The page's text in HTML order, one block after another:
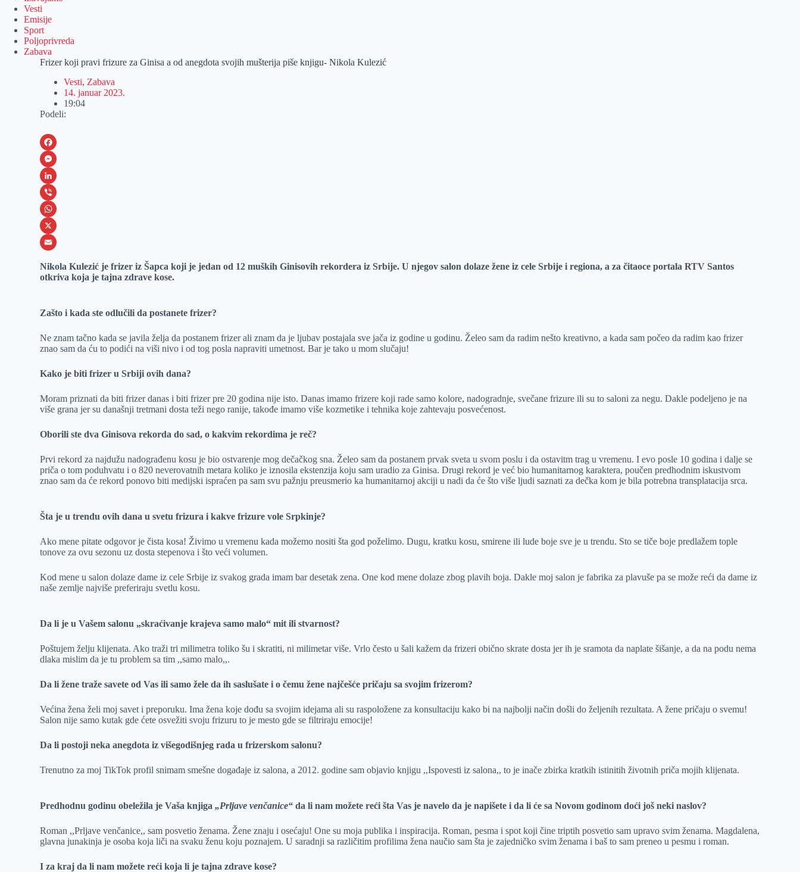
Vesti
Emisije
Sport
Poljoprivreda
Zabava
Frizer koji pravi frizure za Ginisa a od anegdota svojih mušterija piše knjigu- Nikola Kulezić
Vesti, Zabava
14. januar 2023.
19:04
Podeli:
F
a
c
e
b
o
k
M
e
s
s
e
g
r
L
i
n
k
d
n
V
i
b
r
W
h
t
A
p
X
m
i
Nikola Kulezić je frizer iz Šapca koji je jedan od 12 muških Ginisovih rekordera iz Srbije. U njegov salon dolaze žene iz cele Srbije i regiona, a za čitaoce portala RTV Santos
otkriva koja je tajna zdrave kose.
Zašto i kada ste odlučili da postanete frizer?
Ne znam tačno kada se javila želja da postanem frizer ali znam da je ljubav postajala sve jača iz godine u godinu. Želeo sam da radim nešto kreativno, a kada sam počeo da radim kao frizer
znao sam da ću to podići na viši nivo i od tog posla napraviti umetnost. Bar je tako u mom slučaju!
Kako je biti frizer u Srbiji ovih dana?
Moram priznati da biti frizer danas i biti frizer pre 20 godina nije isto. Danas imamo frizere koji rade samo kolore, nadogradnje, svečane frizure ili su to saloni za negu. Dakle podeljeno je na
više grana jer su današnji tretmani dosta teži nego ranije, takođe imamo više kozmetike i tehnika koje zahtevaju posvećenost.
Oborili ste dva Ginisova rekorda do sad, o kakvim rekordima je reč?
Prvi rekord za najdužu nadograđenu kosu je bio ostvarenje mog dečačkog sna. Želeo sam da postanem prvak sveta u svom poslu i da ostavitm trag u vremenu. I evo posle 10 godina i dalje se
priča o tom poduhvatu i o 820 neverovatnih metara koliko je iznosila ekstenzija koju sam uradio za Ginisa. Drugi rekord je već bio humanitarnog karaktera, poučen predhodnim iskustvom
znao sam da će rekord ponovo biti medijski ispraćen pa sam svu pažnju preusmerio ka humanitarnoj akciji u nadi da će što više ljudi saznati za dečka kom je bila potrebna transplatacija srca.
Šta je u trendu ovih dana u svetu frizura i kakve frizure vole Srpkinje?
Ako mene pitate odgovor je čista kosa! Živimo u vremenu kada možemo nositi šta god poželimo. Dugu, kratku kosu, smirene ili lude boje sve je u trendu. Sto se tiče boje predlažem tople
tonove za ovu sezonu uz dosta stepenova i što veći volumen.
Kod mene u salon dolaze dame iz cele Srbije iz svakog grada imam bar desetak zena. One kod mene dolaze zbog plavih boja. Dakle moj salon je fabrika za plavuše pa se može reći da dame iz
naše zemlje najviše preferiraju svetlu kosu.
Da li je u Vašem salonu „skraćivanje krajeva samo malo“ mit ili stvarnost?
Poštujem želju klijenata. Ako traži tri milimetra toliko šu i skratiti, ni milimetar više. Vrlo često u šali kažem da frizeri obično skrate dosta jer ih je sramota da naplate šišanje, a da na podu nema
dlaka mislim da je tu problem sa tim ,,samo malo,,.
Da li žene traže savete od Vas ili samo žele da ih saslušate i o čemu žene najčešće pričaju sa svojim frizerom?
Većina žena želi moj savet i preporuku. Ima žena koje dođu sa svojim idejama ali su raspoložene za konsultaciju kako bi na najbolji način došli do željenih rezultata. A žene pričaju o svemu!
Salon nije samo kutak gde ćete osvežiti svoju frizuru to je mesto gde se filtriraju emocije!
Da li postoji neka anegdota iz višegodišnjeg rada u frizerskom salonu?
Trenutno za moj TikTok profil snimam smešne događaje iz salona, a 2012. godine sam objavio knjigu ,,Ispovesti iz salona,, to je inače zbirka kratkih istinitih životnih priča mojih klijenata.
Predhodnu godinu obeležila je Vaša knjiga„Prljave venčanice“ da li nam možete reći šta Vas je navelo da je napišete i da li će sa Novom godinom doći još neki naslov?
Roman ,,Prljave venčanice,, sam posvetio ženama. Žene znaju i osećaju! One su moja publika i inspiracija. Roman, pesma i spot koji čine triptih posvetio sam upravo svim ženama. Magdalena,
glavna junakinja je osoba koja liči na svaku ženu koju poznajem. U saradnji sa različitim profilima žena naučio sam šta je zajedničko svim ženama i baš to sam preneo u pesmu i roman.
I za kraj da li nam možete reći koja li je tajna zdrave kose?